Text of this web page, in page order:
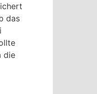
das
die